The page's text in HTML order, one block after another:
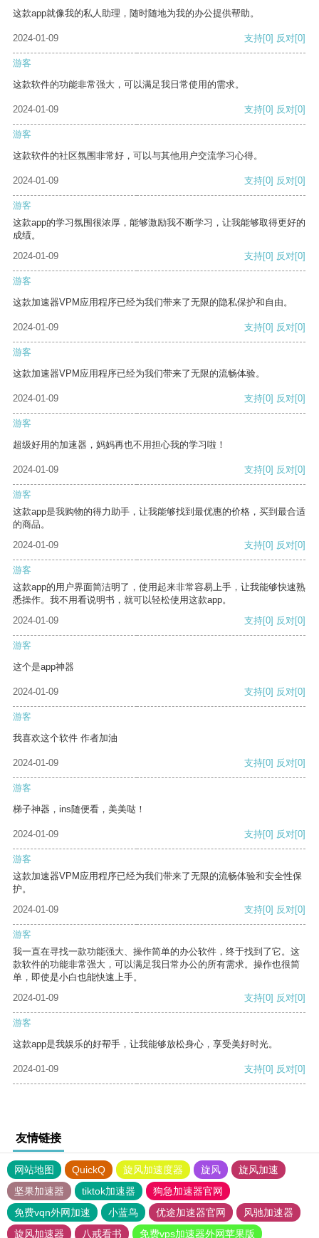
这款app就像我的私人助理，随时随地为我的办公提供帮助。
2024-01-09 支持[0] 反对[0]
游客
这款软件的功能非常强大，可以满足我日常使用的需求。
2024-01-09 支持[0] 反对[0]
游客
这款软件的社区氛围非常好，可以与其他用户交流学习心得。
2024-01-09 支持[0] 反对[0]
游客
这款app的学习氛围很浓厚，能够激励我不断学习，让我能够取得更好的
成绩。
2024-01-09
支持[0] 反对[0]
游客
这款加速器VPM应用程序已经为我们带来了无限的隐私保护和自由。
2024-01-09 支持[0] 反对[0]
游客
这款加速器VPM应用程序已经为我们带来了无限的流畅体验。
2024-01-09 支持[0] 反对[0]
游客
超级好用的加速器，妈妈再也不用担心我的学习啦！
2024-01-09 支持[0] 反对[0]
游客
这款app是我购物的得力助手，让我能够找到最优惠的价格，买到最合适
的商品。
2024-01-09
支持[0] 反对[0]
游客
这款app的用户界面简洁明了，使用起来非常容易上手，让我能够快速熟
悉操作。我不用看说明书，就可以轻松使用这款app。
2024-01-09
支持[0] 反对[0]
游客
这个是app神器
2024-01-09 支持[0] 反对[0]
游客
我喜欢这个软件 作者加油
2024-01-09 支持[0] 反对[0]
游客
梯子神器，ins随便看，美美哒！
2024-01-09 支持[0] 反对[0]
游客
这款加速器VPM应用程序已经为我们带来了无限的流畅体验和安全性保
护。
2024-01-09
支持[0] 反对[0]
游客
我一直在寻找一款功能强大、操作简单的办公软件，终于找到了它。这
款软件的功能非常强大，可以满足我日常办公的所有需求。操作也很简
单，即使是小白也能快速上手。
2024-01-09
支持[0] 反对[0]
游客
这款app是我娱乐的好帮手，让我能够放松身心，享受美好时光。
2024-01-09 支持[0] 反对[0]
友情链接
网站地图 QuickQ 旋风加速度器 旋风
旋风加速
坚果加速器
tiktok加速器
狗急加速器官网
免费vqn外网加速
小蓝鸟 优途加速器官网
风驰加速器
旋风加速器
八戒看书 免费vps加速器外网苹果版